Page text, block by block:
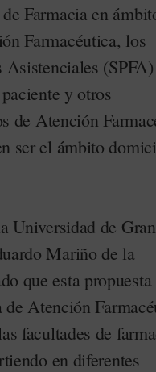
Farmacia en
Farmacéutica, los
Asistenciales
y otros
de Atención
ser el ámbito
Universidad de
Mariño de la
que esta propuesta
Atención
facultades de
en diferentes